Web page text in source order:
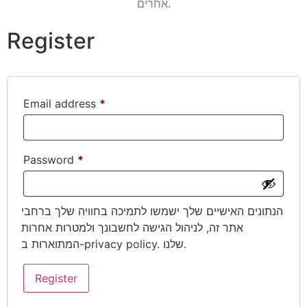
באתר מקבלים מגוון
אחרים.
Register
Email address *
Password *
הנתונים האישיים שלך ישמשו לתמיכה בחוויה שלך ברחבי
אתר זה, לניהול הגישה לחשבונך ולמטרות אחרות
המתוארות ב-privacy policy . שלנו.
Register